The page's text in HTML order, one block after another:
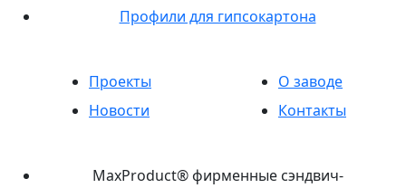
Профили для гипсокартона
Проекты
Новости
О заводе
Контакты
MaxProduct® фирменные сэндвич-